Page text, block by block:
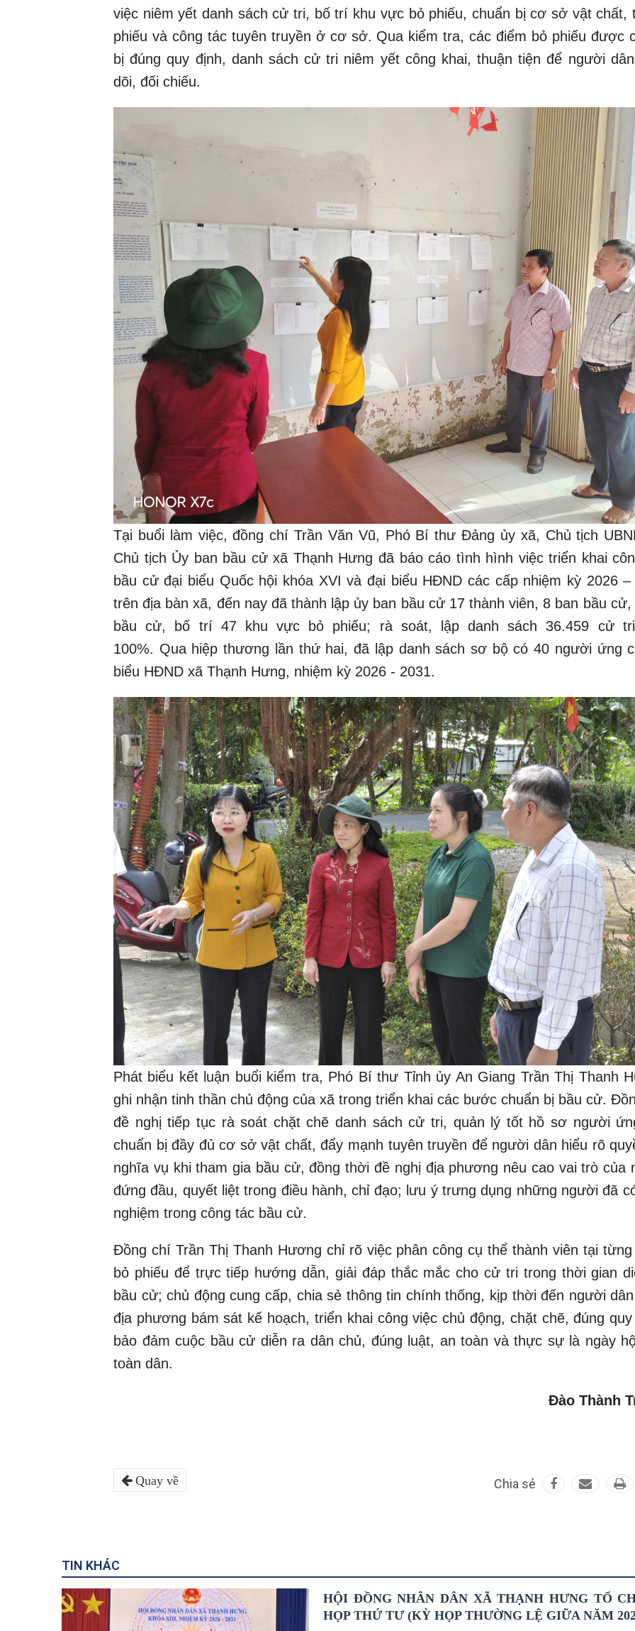
việc niêm yết danh sách cử tri, bố trí khu vực bỏ phiếu, chuẩn bị cơ sở vật chất,
phiếu và công tác tuyên truyền ở cơ sở. Qua kiểm tra, các điểm bỏ phiếu được
bị đúng quy định, danh sách cử tri niêm yết công khai, thuận tiện để người
dõi, đối chiếu.
Tại buổi làm việc, đồng chí Trần Văn Vũ, Phó Bí thư Đảng ủy xã, Chủ tịch
Chủ tịch Ủy ban bầu cử xã Thạnh Hưng đã báo cáo tình hình việc triển khai
bầu cử đại biểu Quốc hội khóa XVI và đại biểu HĐND các cấp nhiệm kỳ 2026 –
trên địa bàn xã, đến nay đã thành lập ủy ban bầu cử 17 thành viên, 8 ban bầu cử,
bầu cử, bố trí 47 khu vực bỏ phiếu; rà soát, lập danh sách 36.459 cử
100%. Qua hiệp thương lần thứ hai, đã lập danh sách sơ bộ có 40 người ứng
biểu HĐND xã Thạnh Hưng, nhiệm kỳ 2026 - 2031.
Phát biểu kết luận buổi kiểm tra, Phó Bí thư Tỉnh ủy An Giang Trần Thị Thanh
ghi nhận tinh thần chủ động của xã trong triển khai các bước chuẩn bị bầu cử.
đề nghị tiếp tục rà soát chặt chẽ danh sách cử tri, quản lý tốt hồ sơ người
chuẩn bị đầy đủ cơ sở vật chất, đẩy mạnh tuyên truyền để người dân hiểu rõ
nghĩa vụ khi tham gia bầu cử, đồng thời đề nghị địa phương nêu cao vai trò của
đứng đầu, quyết liệt trong điều hành, chỉ đạo; lưu ý trưng dụng những người đã
nghiệm trong công tác bầu cử.
Đồng chí Trần Thị Thanh Hương chỉ rõ việc phân công cụ thể thành viên tại
bỏ phiếu để trực tiếp hướng dẫn, giải đáp thắc mắc cho cử tri trong thời gian
bầu cử; chủ động cung cấp, chia sẻ thông tin chính thống, kịp thời đến người
địa phương bám sát kế hoạch, triển khai công việc chủ động, chặt chẽ, đúng
bảo đảm cuộc bầu cử diễn ra dân chủ, đúng luật, an toàn và thực sự là ngày
toàn dân.
Đào Thành
Quay về Chia sẻ
TIN KHÁC
HỘI ĐỒNG NHÂN DÂN XÃ THẠNH HƯNG TỔ
HỌP THỨ TƯ (KỲ HỌP THƯỜNG LỆ GIỮA NĂM